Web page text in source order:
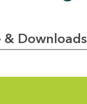
& Downloads